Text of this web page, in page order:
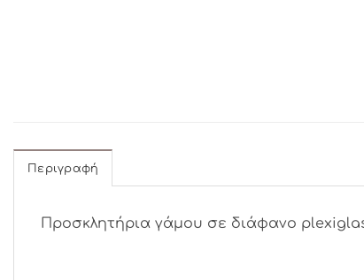
Περιγραφή
Προσκλητήρια γάμου σε διάφανο